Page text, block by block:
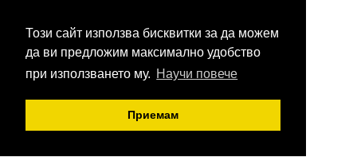
Този сайт използва бисквитки за да можем
да ви предложим максимално удобство
при използването му. Научи повече
Приемам